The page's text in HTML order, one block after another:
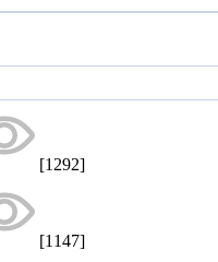
[1292]
[1147]